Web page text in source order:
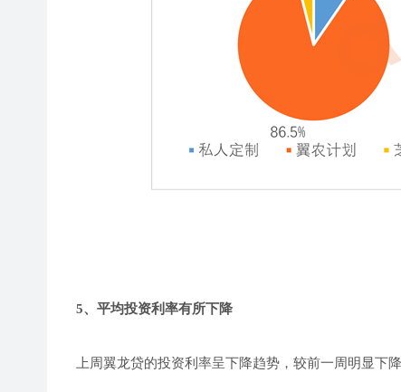
5、平均投资利率有所下降
上周翼龙贷的投资利率呈下降趋势，较前一周明显下